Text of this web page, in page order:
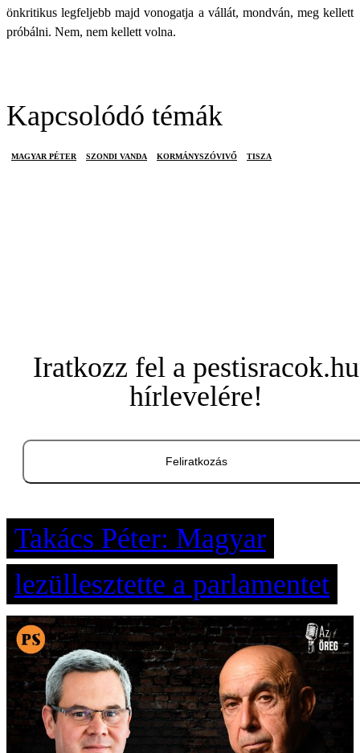
önkritikus legfeljebb majd vonogatja a vállát, mondván, meg kellett
próbálni. Nem, nem kellett volna.
Kapcsolódó témák
MAGYAR PÉTER SZONDI VANDA KORMÁNYSZÓVIVŐ TISZA
Iratkozz fel a pestisracok.hu
hírlevelére!
Feliratkozás
Takács Péter: Magyar
lezüllesztette a parlamentet